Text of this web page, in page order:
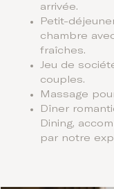
arrivée.
Petit-
chambre
fraîches.
Jeu de
couples.
Massage
Dîner
Dining,
par notre